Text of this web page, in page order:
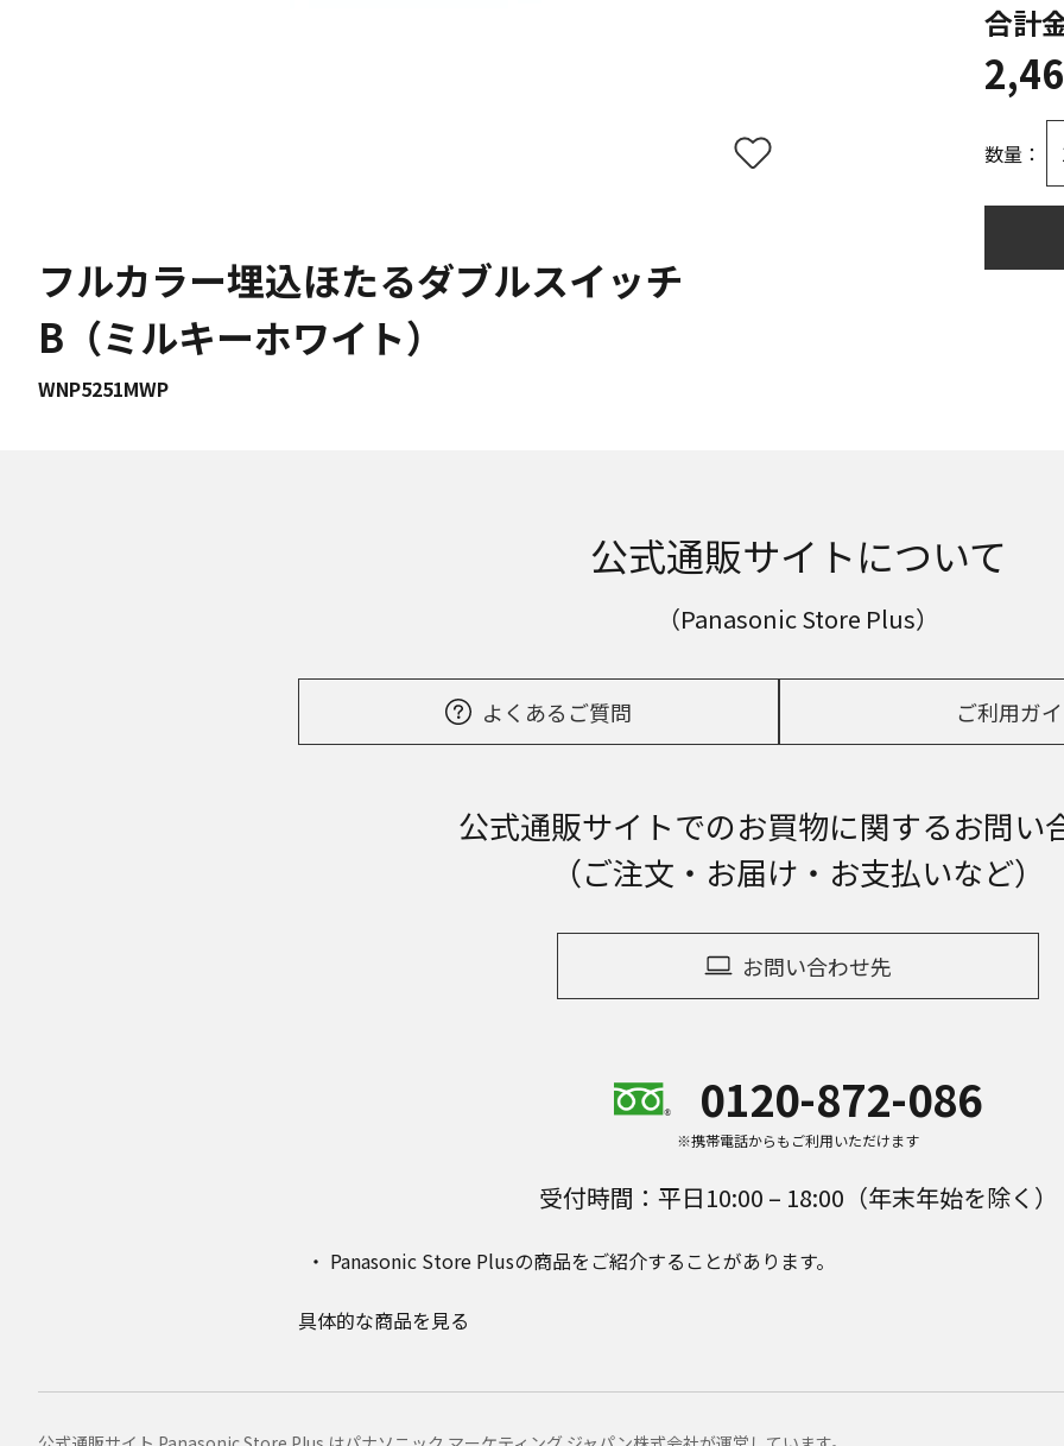
フルカラー埋込ほたるダブルスイッチ
B（ミルキーホワイト）
WNP5251MWP
合計
数量：
公式通販サイトについて
（Panasonic Store Plus）
よくあるご質問 ご利用ガ
公式通販サイトでのお買物に関するお問い
（ご注文・お届け・お支払いなど）
お問い合わせ先
0120-872-086
※携帯電話からもご利用いただけます
受付時間：平日10:00 – 18:00（年末年始を除く）
Panasonic Store Plusの商品をご紹介することがあります。
具体的な商品を見る